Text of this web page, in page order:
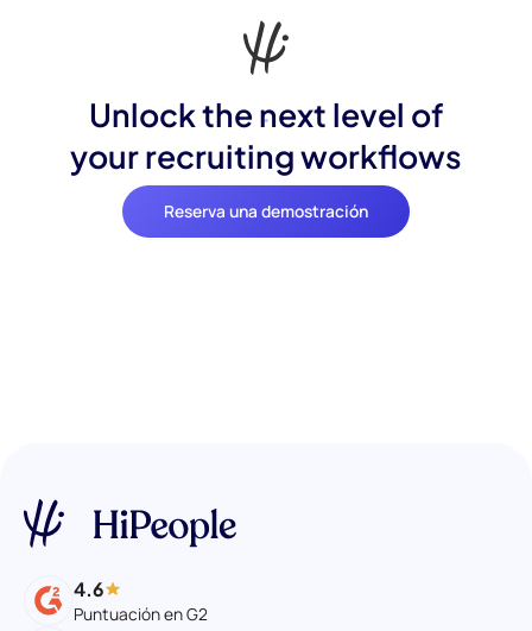
Unlock the next level of
your recruiting workflows
Reserva una demostración
4.6
Puntuación en G2